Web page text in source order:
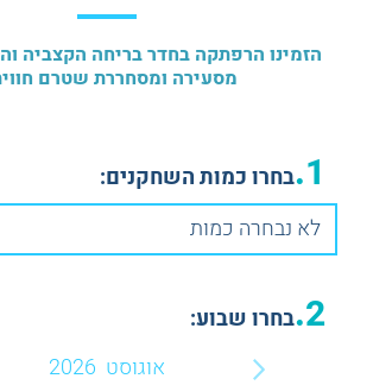
הזמינו הרפתקה בחדר בריחה הקצביה
מסעירה ומסחררת שטרם
1. בחרו כמות השחקנים:
לא נבחרה כמות
2. בחרו שבוע:
אוגוסט 2026